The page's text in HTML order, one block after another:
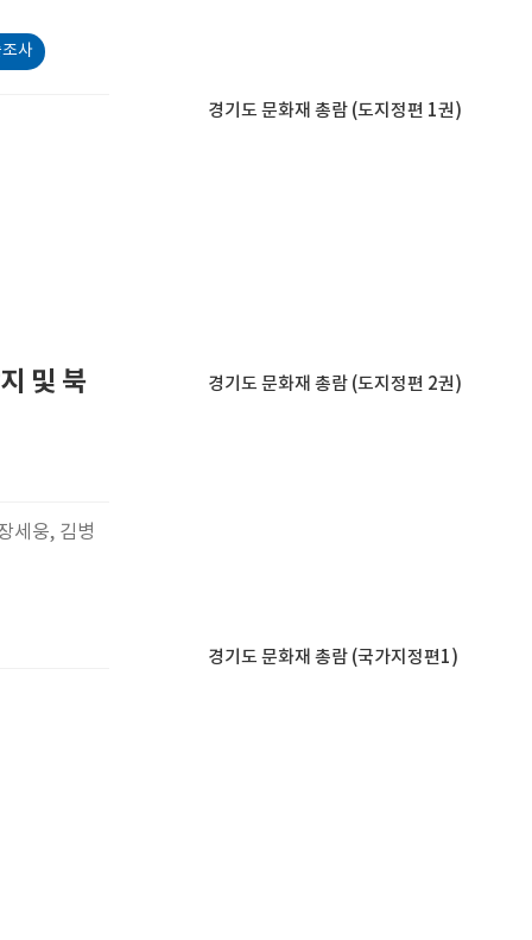
사
및 북
세웅, 김병
경기도 문화재 총람 (도지정편 1권)
경기도 문화재 총람 (도지정편 2권)
경기도 문화재 총람 (국가지정편1)